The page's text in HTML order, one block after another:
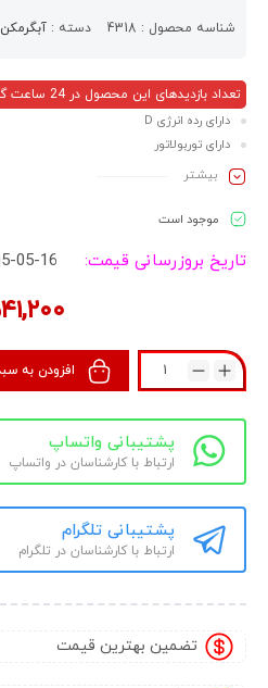
شناسه محصول : 4318 دسته :
تعداد بازدیدهای این محصول در 24 ساعت گذشته: 186
دارای رده انرژی D
دارای توربولاتور
مقاوم در برابر رسوب و املاح آب
دارای شیر تنظیم دما و مقدار آب خروجی
بیشـتر
موجود است
تاریخ بروزرسانی قیمت: 05-16
افزودن به
پشتیبانی واتساپ
ارتباط با کارشناسان در واتساپ
پشتیبانی تلگرام
ارتباط با کارشناسان در تلگرام
تضمین بهترین قیمت